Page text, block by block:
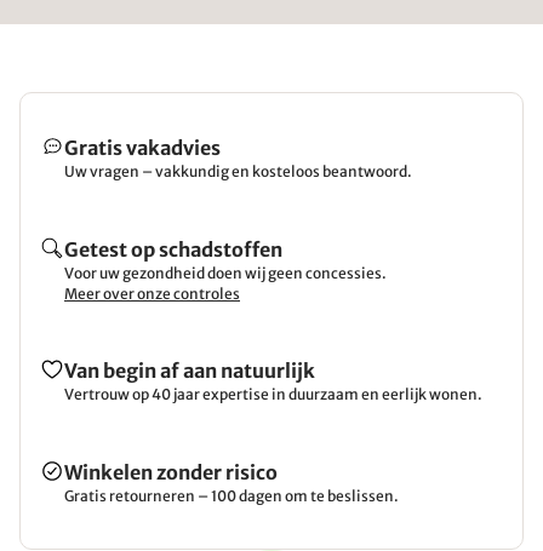
Gratis vakadvies
Uw vragen – vakkundig en kosteloos beantwoord.
Getest op schadstoffen
Voor uw gezondheid doen wij geen concessies.
Meer over onze controles
Van begin af aan natuurlijk
Vertrouw op 40 jaar expertise in duurzaam en eerlijk wonen.
Winkelen zonder risico
Gratis retourneren – 100 dagen om te beslissen.